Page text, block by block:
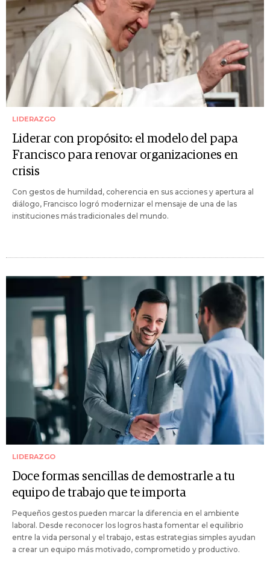
LIDERAZGO
Liderar con propósito: el modelo del papa
Francisco para renovar organizaciones en
crisis
Con gestos de humildad, coherencia en sus acciones y apertura al
diálogo, Francisco logró modernizar el mensaje de una de las
instituciones más tradicionales del mundo.
LIDERAZGO
Doce formas sencillas de demostrarle a tu
equipo de trabajo que te importa
Pequeños gestos pueden marcar la diferencia en el ambiente
laboral. Desde reconocer los logros hasta fomentar el equilibrio
entre la vida personal y el trabajo, estas estrategias simples ayudan
a crear un equipo más motivado, comprometido y productivo.